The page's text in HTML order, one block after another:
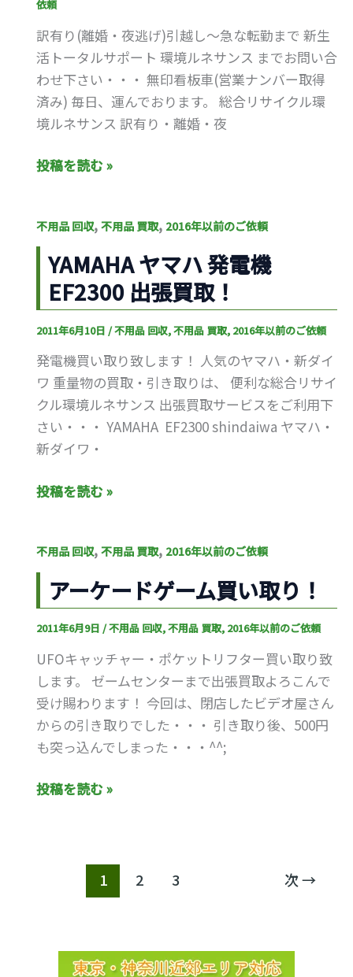
市
依頼
訳有り(離婚・夜逃げ)引越し～急な転勤まで 新生
活トータルサポート 環境ルネサンス までお問い合
わせ下さい・・・ 無印看板車(営業ナンバー取得
済み) 毎日、運んでおります。 総合リサイクル環
境ルネサンス 訳有り・離婚・夜
引
越
し！
リ
サ
イ
ル
取
品
き
取
り
投稿を読む »
不用品 回収, 不用品 買取, 2016年以前のご依頼
YAMAHA ヤマハ 発電機
EF2300 出張買取！
2011年6月10日 /不用品 回収,不用品 買取, 2016年以前のご依頼
発電機買い取り致します！ 人気のヤマハ・新ダイ
ワ 重量物の買取・引き取りは、 便利な総合リサイ
クル環境ルネサンス 出張買取サービスをご利用下
さい・・・ YAMAHA EF2300 shindaiwa ヤマハ・
新ダイワ・
YAMAHA
ヤ
発
電
機
EF2300
出
張
買
投稿を読む »
不用品 回収, 不用品 買取, 2016年以前のご依頼
アーケードゲーム買い取り！
2011年6月9日 /不用品 回収,不用品 買取, 2016年以前のご依頼
UFOキャッチャー・ポケットリフター買い取り致
します。 ゼームセンターまで出張買取よろこんで
受け賜わります！ 今回は、閉店したビデオ屋さん
からの引き取りでした・・・ 引き取り後、500円
も突っ込んでしまった・・・^^;
ア
ー
ド
ゲ
ー
ム
買
い
り！
投稿を読む »
1 2 3 次→